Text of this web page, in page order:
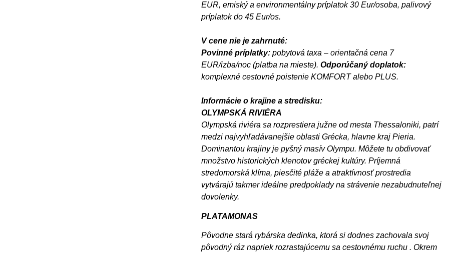
EUR, emiský a environmentálny príplatok 30 Eur/osoba, palivový
príplatok do 45 Eur/os.
V cene nie je zahrnuté:
Povinné príplatky:pobytová taxa – orientačná cena 7
EUR/izba/noc (platba na mieste). Odporúčaný doplatok:
komplexné cestovné poistenie KOMFORT alebo PLUS.
Informácie o krajine a stredisku:
OLYMPSKÁ RIVIÉRA
Olympská riviéra sa rozprestiera južne od mesta Thessaloniki, patrí
medzi najvyhľadávanejšie oblasti Grécka, hlavne kraj Pieria.
Dominantou krajiny je pyšný masív Olympu. Môžete tu obdivovať
množstvo historických klenotov gréckej kultúry. Príjemná
stredomorská klíma, piesčité pláže a atraktívnosť prostredia
vytvárajú takmer ideálne predpoklady na strávenie nezabudnuteľnej
dovolenky.
PLATAMONAS
Pôvodne stará rybárska dedinka, ktorá si dodnes zachovala svoj
pôvodný ráz napriek rozrastajúcemu sa cestovnému ruchu . Okrem